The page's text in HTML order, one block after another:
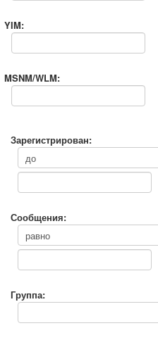
YIM:
MSNM/WLM:
Зарегистрирован:
Сообщения:
Группа: